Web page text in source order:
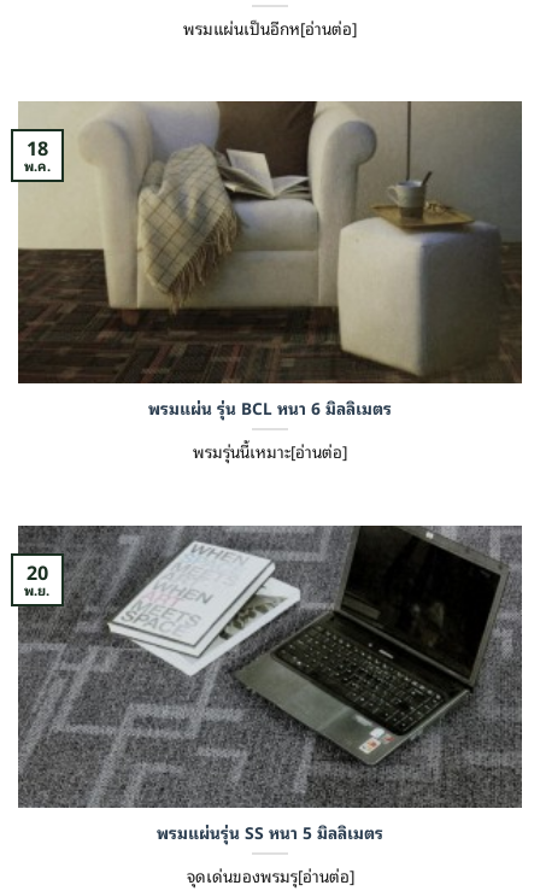
พรมแผ่นเป็นอีกห[อ่านต่อ]
พรมแผ่น รุ่น BCL หนา 6 มิลลิเมตร
พรมรุ่นนี้เหมาะ[อ่านต่อ]
18
พ.ค.
พรมแผ่นรุ่น SS หนา 5 มิลลิเมตร
จุดเด่นของพรมรุ[อ่านต่อ]
20
พ.ย.